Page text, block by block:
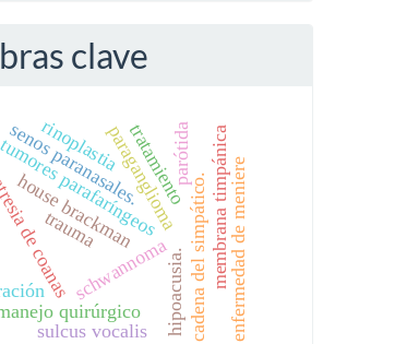
clave
schwannoma
paraganglioma
parafaríngeos cadena del simpático.
de coanas
quirúrgico
senos paranasales. membrana timpánica
trauma
hipoacusia.
sulcus vocalis
tratamiento
house brackman
parótida
rinoplastia
enfermedad de meniere